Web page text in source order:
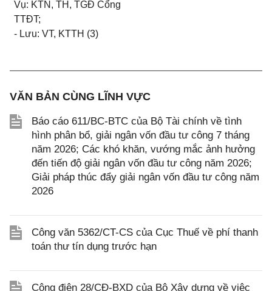
Vụ: KTN, TH, TGĐ Cổng
TTĐT;
- Lưu: VT, KTTH (3)
VĂN BẢN CÙNG LĨNH VỰC
Báo cáo 611/BC-BTC của Bộ Tài chính về tình
hình phân bổ, giải ngân vốn đầu tư công 7 tháng
năm 2026; Các khó khăn, vướng mắc ảnh hưởng
đến tiến độ giải ngân vốn đầu tư công năm 2026;
Giải pháp thúc đẩy giải ngân vốn đầu tư công năm
2026
Công văn 5362/CT-CS của Cục Thuế về phí thanh
toán thư tín dụng trước hạn
Công điện 28/CĐ-BXD của Bộ Xây dựng về việc